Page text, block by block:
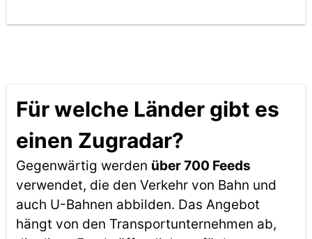
Für welche Länder gibt es
einen Zugradar?
Gegenwärtig werden über 700 Feeds
verwendet, die den Verkehr von Bahn und
auch U-Bahnen abbilden. Das Angebot
hängt von den Transportunternehmen ab,